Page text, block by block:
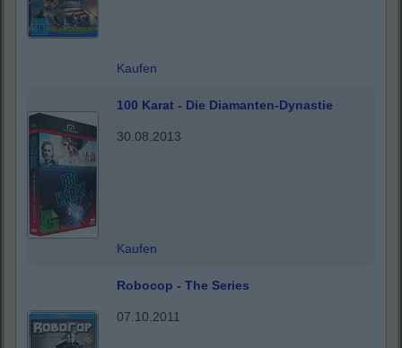
Kaufen
100 Karat - Die Diamanten-Dynastie
30.08.2013
Kaufen
Robocop - The Series
07.10.2011